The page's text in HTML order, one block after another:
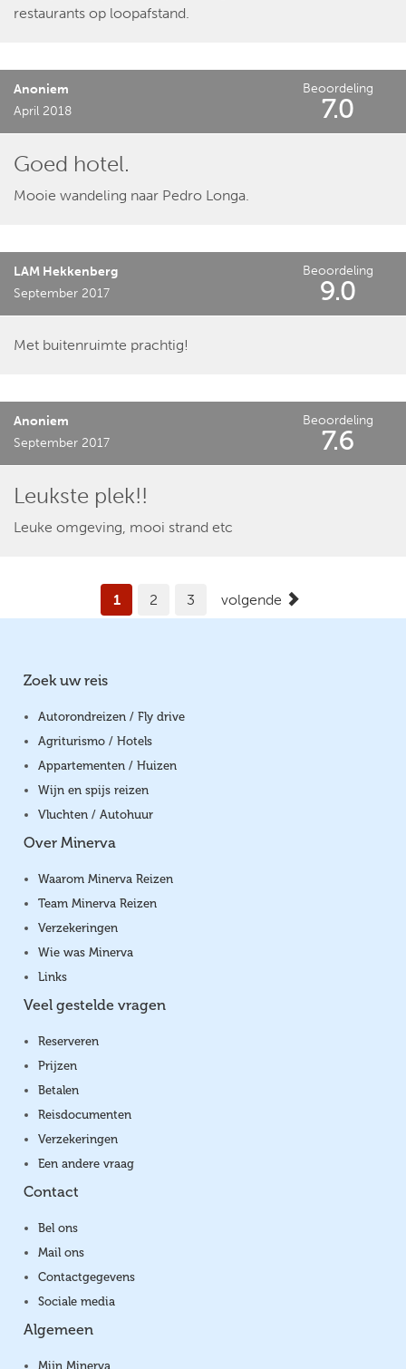
restaurants op loopafstand.
Anoniem
April 2018
Beoordeling
7.0
Goed hotel.
Mooie wandeling naar Pedro Longa.
LAM Hekkenberg
September 2017
Beoordeling
9.0
Met buitenruimte prachtig!
Anoniem
September 2017
Beoordeling
7.6
Leukste plek!!
Leuke omgeving, mooi strand etc
1 2 3 volgende
Zoek uw reis
Autorondreizen / Fly drive
Agriturismo / Hotels
Appartementen / Huizen
Wijn en spijs reizen
Vluchten / Autohuur
Over Minerva
Waarom Minerva Reizen
Team Minerva Reizen
Verzekeringen
Wie was Minerva
Links
Veel gestelde vragen
Reserveren
Prijzen
Betalen
Reisdocumenten
Verzekeringen
Een andere vraag
Contact
Bel ons
Mail ons
Contactgegevens
Sociale media
Algemeen
Mijn Minerva